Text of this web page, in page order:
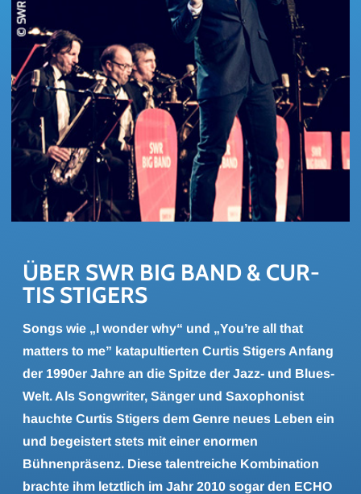
ÜBER SWR BIG BAND & CUR­
TIS STI­GERS
Songs wie „I wonder why“ und „You’re all that
matters to me” katapultierten Curtis Stigers Anfang
der 1990er Jahre an die Spitze der Jazz- und Blues-
Welt. Als Songwriter, Sänger und Saxophonist
hauchte Curtis Stigers dem Genre neues Leben ein
und begeistert stets mit einer enormen
Bühnenpräsenz. Diese talentreiche Kombination
brachte ihm letztlich im Jahr 2010 sogar den ECHO